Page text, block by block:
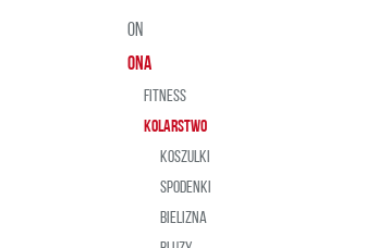
ON
ONA
FITNESS
KOLARSTWO
KOSZULKI
SPODENKI
BIELIZNA